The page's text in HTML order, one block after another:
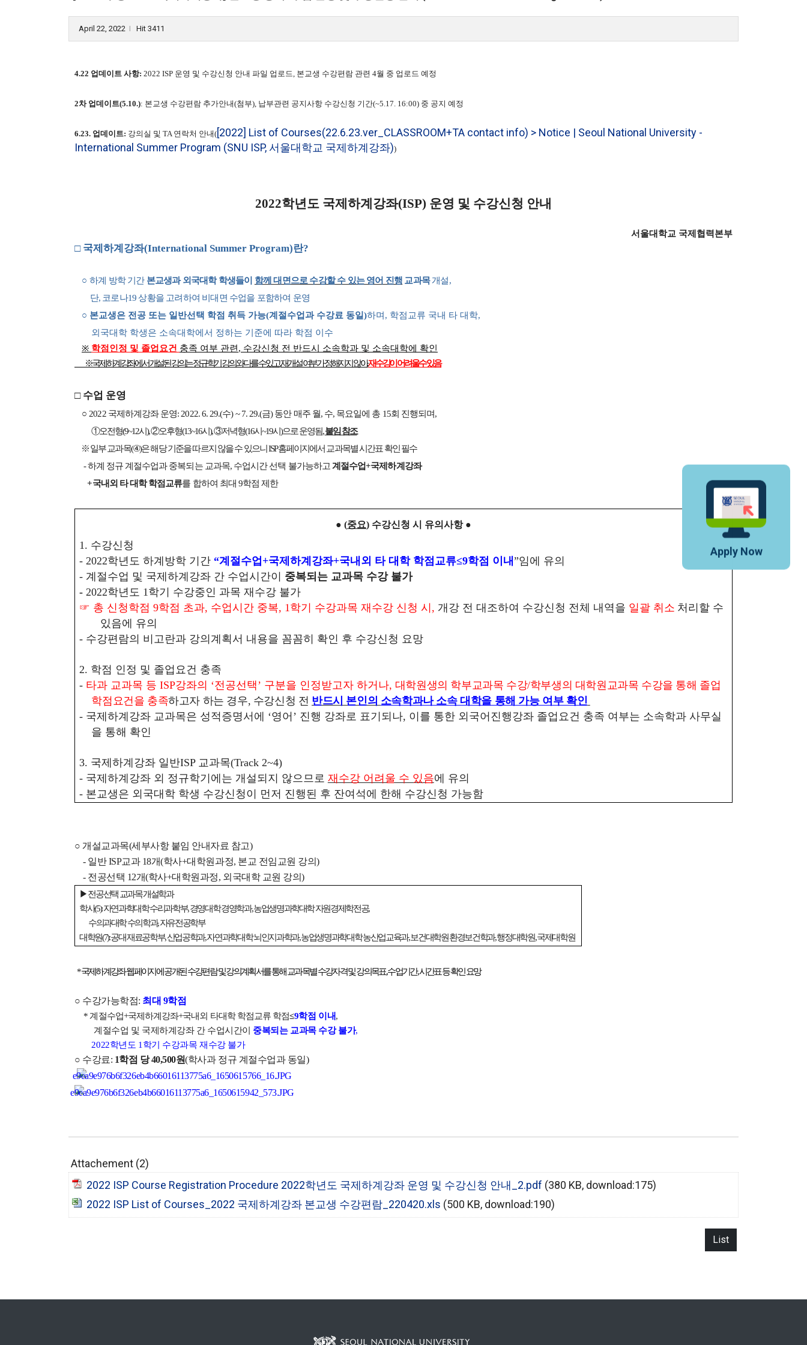
April 22, 2022 Hit 3411
​4.22 업데이트 사항: 2022 ISP 운영 및 수강신청 안내 파일 업로드, 본교생 수강편람 관련 4월 중 업로드 예정
2차 업데이트(5.10.): 본교생 수강편람 추가안내(첨부), 납부관련 공지사항 수강신청 기간(~5.17. 16:00) 중 공지 예정
6.23. 업데이트: 강의실 및 TA 연락처 안내([2022] List of Courses(22.6.23.ver_CLASSROOM+TA contact info) > Notice | Seoul National University -
International Summer Program (SNU ISP, 서울대학교 국제하계강좌))
2022학년도 국제하계강좌(ISP) 운영 및 수강신청 안내
서울대학교 국제협력본부
□ 국제하계강좌(International Summer Program)란?
○ 하계 방학 기간 본교생과 외국대학 학생들이 함께 대면으로 수강할 수 있는 영어 진행 교과목 개설,
단, 코로나19상황을 고려하여 비대면 수업을 포함하여 운영
○ 본교생은 전공 또는 일반선택 학점 취득 가능(계절수업과 수강료 동일)하며 , 학점교류 국내 타 대학,
외국대학 학생은 소속대학에서 정하는 기준에 따라 학점 이수
※ 학점인정 및 졸업요건 충족 여부 관련 , 수강신청 전 반드시 소속학과 및 소속대학에 확인
※국제하계강좌에서 개설된 강의는 정규학기 강의와 다를 수 있고,재개설 여부가 정해지지 않아,재수강이 어려울 수 있음
□ 수업 운영
○ 2022 국제하계강좌 운영: 2022. 6. 29.(수) ~ 7. 29.(금)동안 매주 월, 수, 목요일에 총 15회 진행되며,
①오전형(9~12시 ),②오후형(13~16시 ),③저녁형(16시 ~19시 )으로 운영됨,붙임 참조
※일부 교과목(④)은 해당 기준을 따르지 않을 수 있으니ISP홈페이지에서 교과목별 시간표 확인 필수
-하계 정규 계절수업과 중복되는 교과목, 수업시간 선택 불가능하고 계절수업+국제하계강좌
​+국내외 타 대학 학점교류를 합하여 최대9학점 제한
● (중요) 수강신청 시 유의사항 ●
1. 수강신청
- 2022학년도 하계방학 기간 “계절수업 +국제하계강좌+국내외 타 대학 학점교류≤9학점 이내 ”임에 유의
- 계절수업 및 국제하계강좌 간 수업시간이 중복되는 교과목 수강 불가
- 2022학년도 1학기 수강중인 과목 재수강 불가
☞ 총 신청학점 9학점 초과, 수업시간 중복, 1학기 수강과목 재수강 신청 시 , 개강 전 대조하여 수강신청 전체 내역을 일괄 취소 처리할 수
있음에 유의
- 수강편람의 비고란과 강의계획서 내용을 꼼꼼히 확인 후 수강신청 요망
2. 학점 인정 및 졸업요건 충족
- 타과 교과목 등 ISP강좌의 ‘전공선택’ 구분을 인정받고자 하거나, 대학원생의 학부교과목 수강/학부생의 대학원교과목 수강을 통해 졸업
학점요건을 충족하고자 하는 경우, 수강신청 전 반드시 본인의 소속학과나 소속 대학을 통해 가능 여부 확인
- 국제하계강좌 교과목은 성적증명서에 ‘영어 ’ 진행 강좌로 표기되나, 이를 통한 외국어진행강좌 졸업요건 충족 여부는 소속학과 사무실
을 통해 확인
3. 국제하계강좌 일반ISP 교과목(Track 2~4)
- 국제하계강좌 외 정규학기에는 개설되지 않으므로 재수강 어려울 수 있음에 유의
- 본교생은 외국대학 학생 수강신청이 먼저 진행된 후 잔여석에 한해 수강신청 가능함
○ 개설교과목(세부사항 붙임 안내자료 참고)
- 일반 ISP교과 18개(학사+대학원과정, 본교 전임교원 강의)
- 전공선택 12개(학사+대학원과정, 외국대학 교원 강의)
▶ 전공선택 교과목 개설학과
학사(5): 자연과학대학 수리과학부, 경영대학 경영학과, 농업생명과학대학 자원경제학전공,
수의과대학 수의학과, 자유전공학부
대학원(7): 공대 재료공학부, 산업공학과, 자연과학대학 뇌인지과학과, 농업생명과학대학 농산업교육과,보건대학원 환경보건학과, 행정대학원, 국제대학원
*국제하계강좌 웹페이지에 공개된 수강편람 및 강의계획서를 통해 교과목별 수강자격 및 강의목표, 수업기간, 시간표 등 확인 요망
○ 수강가능학점: 최대 9학점
* 계절수업+국제하계강좌+국내외 타대학 학점교류 학점≤9학점 이내,
계 절수업 및 국제하계강좌 간 수업시간이 중복되는 교과목 수강 불가,
2022학년도 1학기 수강과목 재수강 불가
○ 수강료: 1학점 당 40,500원(학사과 정규 계절수업과 동일)
Attachement (2)
2022 ISP Course Registration Procedure 2022학년도 국제하계강좌 운영 및 수강신청 안내_2.pdf (380 KB, download:175)
2022 ISP List of Courses_2022 국제하계강좌 본교생 수강편람_220420.xls (500 KB, download:190)
List
Apply Now